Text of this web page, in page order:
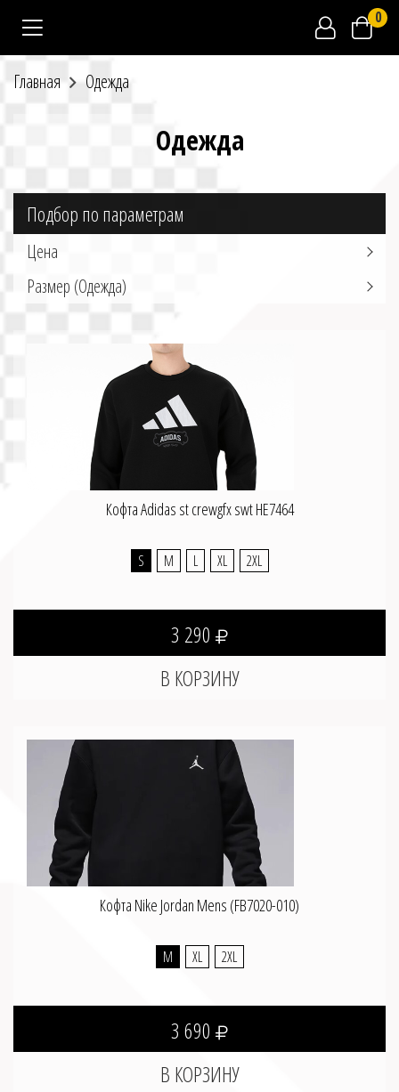
0
Главная Одежда
Одежда
Подбор по параметрам
Цена
Размер (Одежда)
Кофта Adidas st crewgfx swt HE7464
S M L XL 2XL
3 290
Кофта Nike Jordan Mens (FB7020-010)
M XL 2XL
3 690